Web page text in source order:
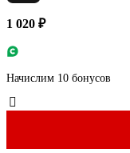
1 020 ₽
Начислим 10 бонусов